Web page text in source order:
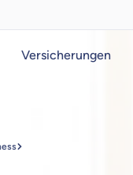
Versicherungen